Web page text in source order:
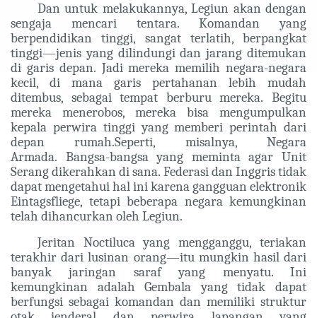
Dan untuk melakukannya, Legiun akan dengan
sengaja mencari tentara. Komandan yang
berpendidikan tinggi, sangat terlatih, berpangkat
tinggi—jenis yang dilindungi dan jarang ditemukan
di garis depan. Jadi mereka memilih negara-negara
kecil, di mana garis pertahanan lebih mudah
ditembus, sebagai tempat berburu mereka. Begitu
mereka menerobos, mereka bisa mengumpulkan
kepala perwira tinggi yang memberi perintah dari
depan rumah.Seperti, misalnya, Negara
Armada. Bangsa-bangsa yang meminta agar Unit
Serang dikerahkan di sana. Federasi dan Inggris tidak
dapat mengetahui hal ini karena gangguan elektronik
Eintagsfliege, tetapi beberapa negara kemungkinan
telah dihancurkan oleh Legiun.
Jeritan Noctiluca yang mengganggu, teriakan
terakhir dari lusinan orang—itu mungkin hasil dari
banyak jaringan saraf yang menyatu. Ini
kemungkinan adalah Gembala yang tidak dapat
berfungsi sebagai komandan dan memiliki struktur